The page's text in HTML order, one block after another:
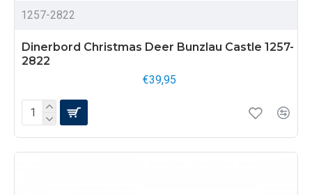
1257-2822
Dinerbord Christmas Deer Bunzlau Castle 1257-
2822
€39,95